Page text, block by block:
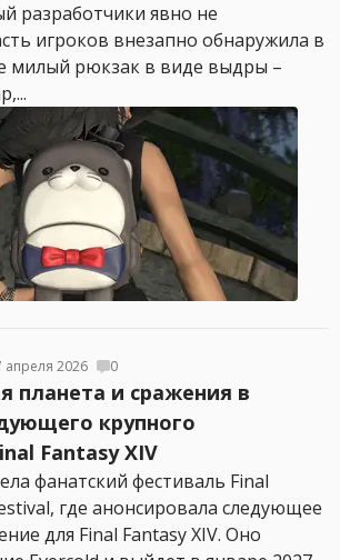
разработчики явно не
игроков внезапно обнаружила в
милый рюкзак в виде выдры –
апреля 2026 0
планета и сражения в
крупного
Fantasy XIV
фанатский фестиваль Final
где анонсировала следующее
для Final Fantasy XIV. Оно